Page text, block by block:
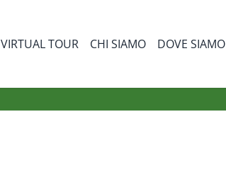
VIRTUAL TOUR CHI SIAMO DOVE SIAMO